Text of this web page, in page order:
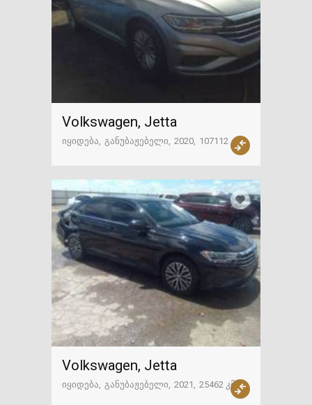
Volkswagen, Jetta
იყიდება განუბაჟებელი 2020 107112 კმ
Volkswagen, Jetta
იყიდება განუბაჟებელი 2021
25462 კმ